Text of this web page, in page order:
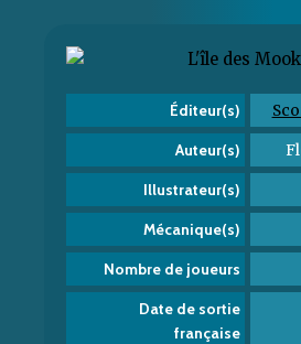
Éditeur(s)
Auteur(s)
Illustrateur(s)
Mécanique(s)
Nombre de joueurs
Date de sortie
française